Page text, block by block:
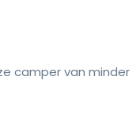
camper van minder